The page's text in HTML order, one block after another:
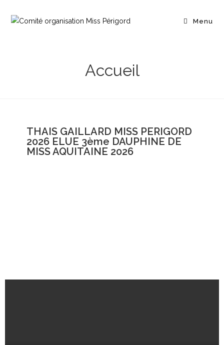
Menu
Accueil
THAIS GAILLARD MISS PERIGORD
2026 ELUE 3ème DAUPHINE DE
MISS AQUITAINE 2026